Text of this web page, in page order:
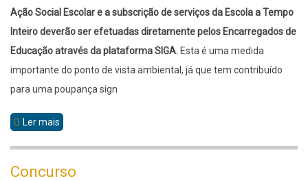
Ação Social Escolar e a subscrição de serviços da Escola a Tempo
Inteiro deverão ser efetuadas diretamente pelos Encarregados de
Educação através da plataforma SIGA.Esta é uma medida
importante do ponto de vista ambiental, já que tem contribuído
para uma poupança sign
Ler mais
Concurso